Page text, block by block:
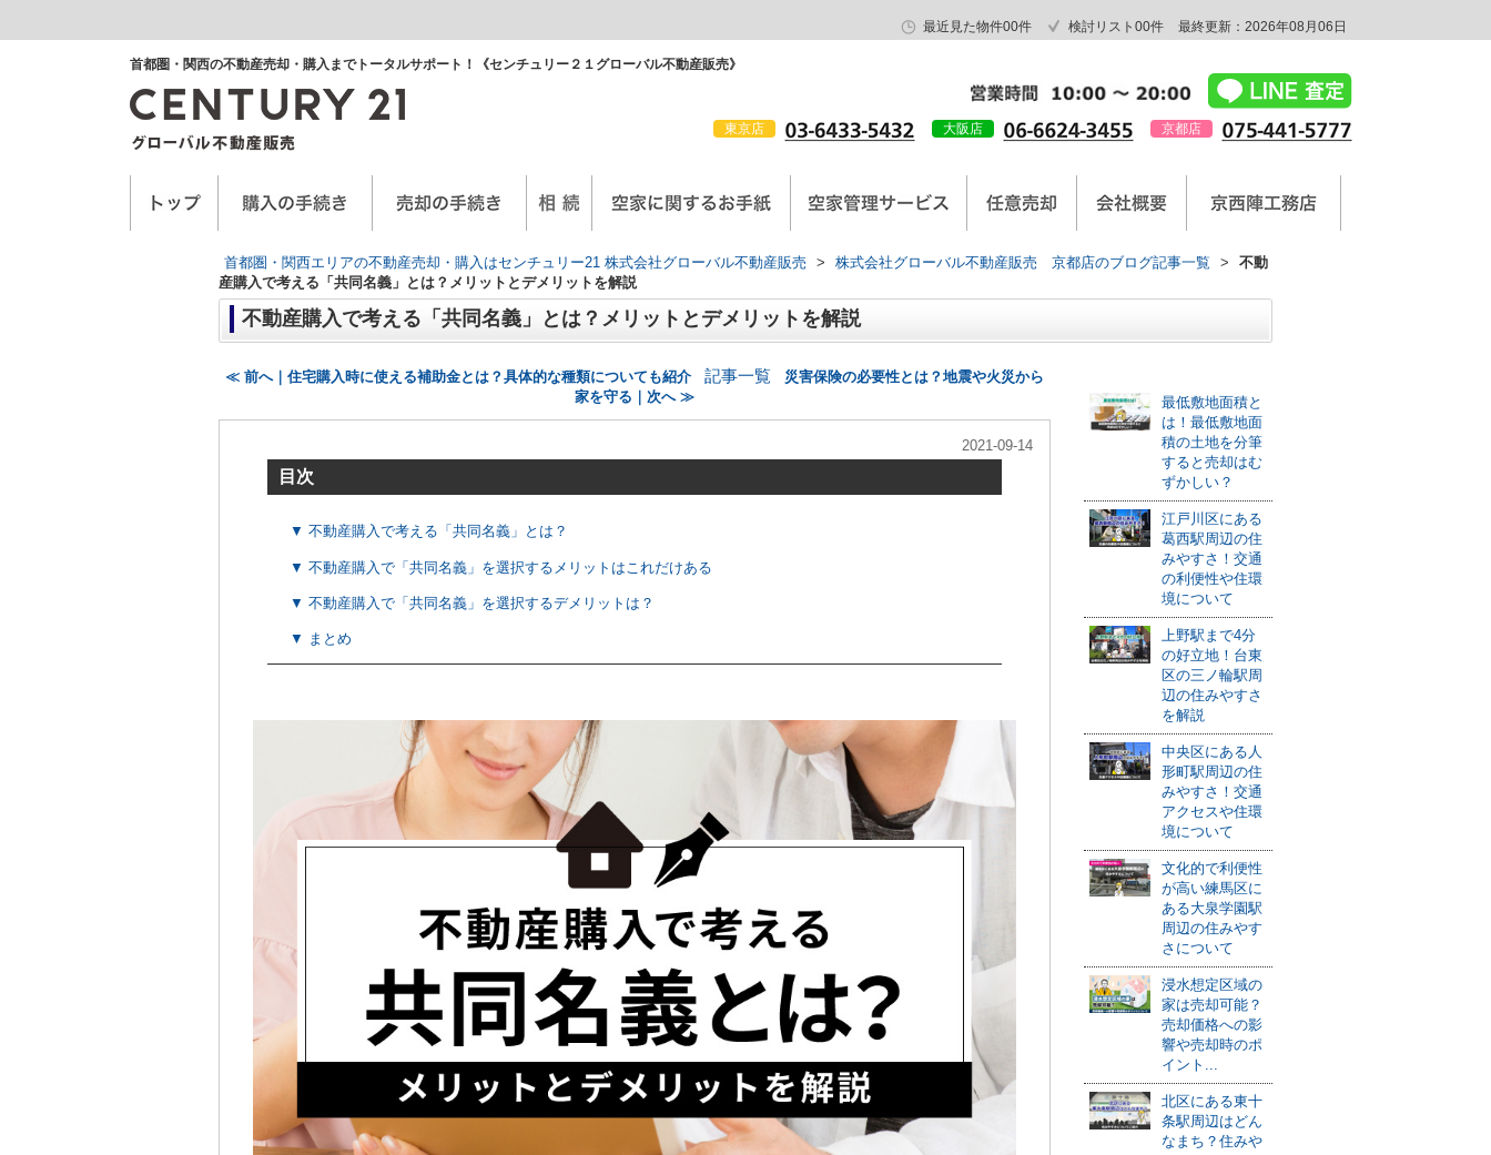
最近見た物件00件 検討リスト 00件 最終更新：2026年08月06日
首都圏・関西の不動産売却・購入までトータルサポート！《センチュリー２１グローバル不動産販売》
東京店 大阪店 京都店
首都圏・関西エリアの不動産売却・購入はセンチュリー21 株式会社グローバル不動産販売 > 株式会社グローバル不動産販売 京都店のブログ記事一覧 >
不動
産購入で考える「共同名義」とは？メリットとデメリットを解説
不動産購入で考える「共同名義」とは？メリットとデメリットを解説
≪ 前へ｜住宅購入時に使える補助金とは？具体的な種類についても紹介 記事一覧
災害保険の必要性とは？地震や火災から
家を守る｜次へ ≫
2021-09-14
目次
▼ 不動産購入で考える「共同名義」とは？
▼ 不動産購入で「共同名義」を選択するメリットはこれだけある
▼ 不動産購入で「共同名義」を選択するデメリットは？
▼ まとめ
最低敷地面積と
は！最低敷地面
積の土地を分筆
すると売却はむ
ずかしい？
江戸川区にある
葛西駅周辺の住
みやすさ！交通
の利便性や住環
境について
上野駅まで4分
の好立地！台東
区の三ノ輪駅周
辺の住みやすさ
を解説
中央区にある人
形町駅周辺の住
みやすさ！交通
アクセスや住環
境について
文化的で利便性
が高い練馬区に
ある大泉学園駅
周辺の住みやす
さについて
浸水想定区域の
家は売却可能？
売却価格への影
響や売却時のポ
イント...
北区にある東十
条駅周辺はどん
なまち？住みや